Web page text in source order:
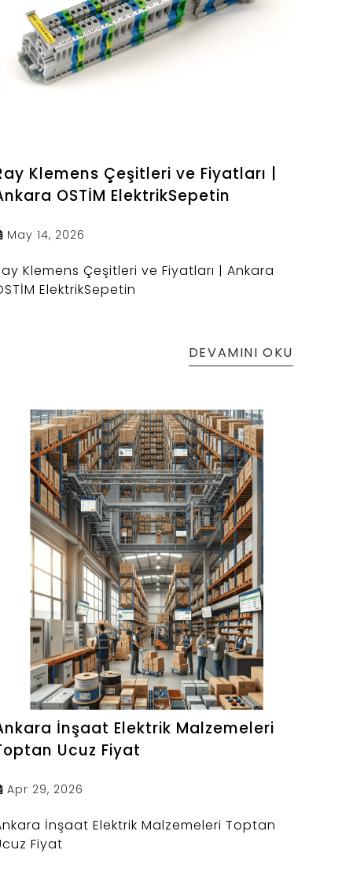
Klemens Çeşitleri ve Fiyatları |
OSTİM ElektrikSepetin
May 14, 2026
Klemens Çeşitleri ve Fiyatları | Ankara
ElektrikSepetin
DEVAMINI OKU
İnşaat Elektrik Malzemeleri
Ucuz Fiyat
Apr 29, 2026
İnşaat Elektrik Malzemeleri Toptan
Fiyat